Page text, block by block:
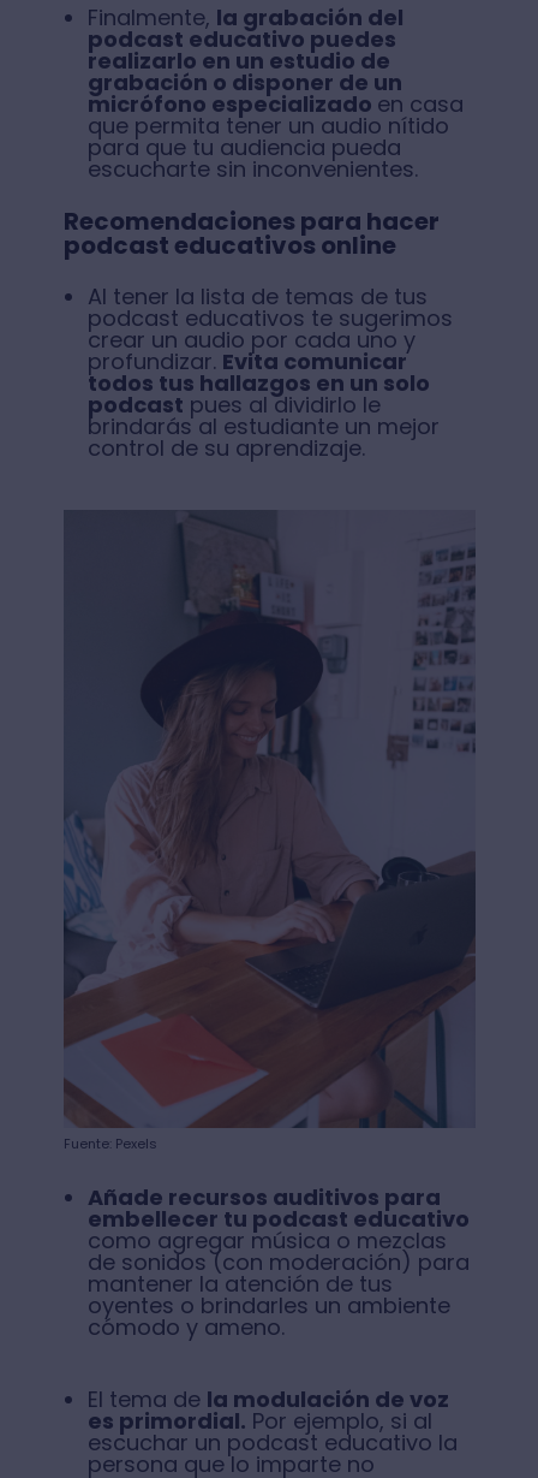
Finalmente, la grabación del
podcast educativo puedes
realizarlo en un estudio de
grabación o disponer de un
micrófono especializado en casa
que permita tener un audio nítido
para que tu audiencia pueda
escucharte sin inconvenientes.
Recomendaciones para hacer
podcast educativos online
Al tener la lista de temas de tus
podcast educativos te sugerimos
crear un audio por cada uno y
profundizar. Evita comunicar
todos tus hallazgos en un solo
podcast pues al dividirlo le
brindarás al estudiante un mejor
control de su aprendizaje.
Fuente: Pexels
Añade recursos auditivos para
embellecer tu podcast educativo
como agregar música o mezclas
de sonidos (con moderación) para
mantener la atención de tus
oyentes o brindarles un ambiente
cómodo y ameno.
El tema de la modulación de voz
es primordial. Por ejemplo, si al
escuchar un podcast educativo la
persona que lo imparte no